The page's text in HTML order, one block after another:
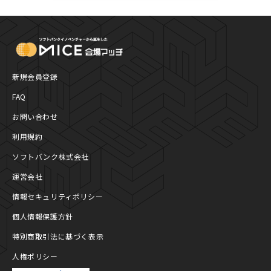
新規会員登録
FAQ
お問い合わせ
利用規約
ソフトバンク株式会社
運営会社
情報セキュリティポリシー
個人情報保護方針
特別商取引法に基づく表示
人権ポリシー